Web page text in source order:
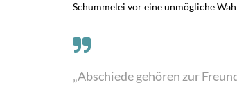
Schummelei vor eine unmögliche
„Abschiede gehören zur